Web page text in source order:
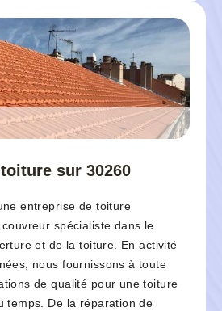
sur 30260
entreprise de toiture
couvreur spécialiste dans le
et de la toiture. En activité
nous fournissons à toute
de qualité pour une toiture
temps. De la réparation de